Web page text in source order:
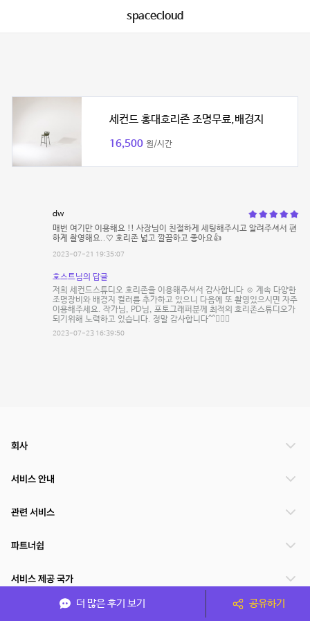
spacecloud
세컨드 홍대호리존 조명무료,배경지
16,500 원/시간
dw
매번 여기만 이용해요 !! 사장님이 친절하게 세팅해주시고 알려주셔서 편
하게 촬영해요..♡ 호리존 넓고 깔끔하고 좋아요👍
2023-07-21 19:35:07
호스트님의 답글
저희 세컨드스튜디오 호리존을 이용해주셔서 감사합니다 ☺️ 계속 다양한
조명장비와 배경지 컬러를 추가하고 있으니 다음에 또 촬영있으시면 자주
이용해주세요. 작가님, PD님, 포토그래퍼분께 최적의 호리존스튜디오가
되기위해 노력하고 있습니다. 정말 감사합니다^^🙇🏻‍♂️
2023-07-23 16:39:50
더 많은 후기 보기 공유하기
회사
서비스 안내
관련 서비스
파트너쉽
서비스 제공 국가